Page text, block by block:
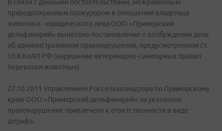
В связи с данными обстоятельствами, межрайонным
природоохранным прокурором в отношении владельца
животных - юридического лица ООО «Приморский
дельфинарий» вынесено постановление о возбуждении дела
об административном правонарушении, предусмотренном ст.
10.8 КоАП РФ (нарушение ветеринарно-санитарных правил
перевозки животных).
27.10.2011 Управлением Россельхознадзора по Приморскому
краю ООО «Приморский дельфинарий» за указанное
правонарушение привлечено к ответственности в виде
штрафа.